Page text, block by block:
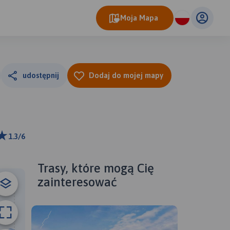
Moja Mapa
udostępnij Dodaj do mojej mapy
1.3/6
Trasy, które mogą Cię
zainteresować